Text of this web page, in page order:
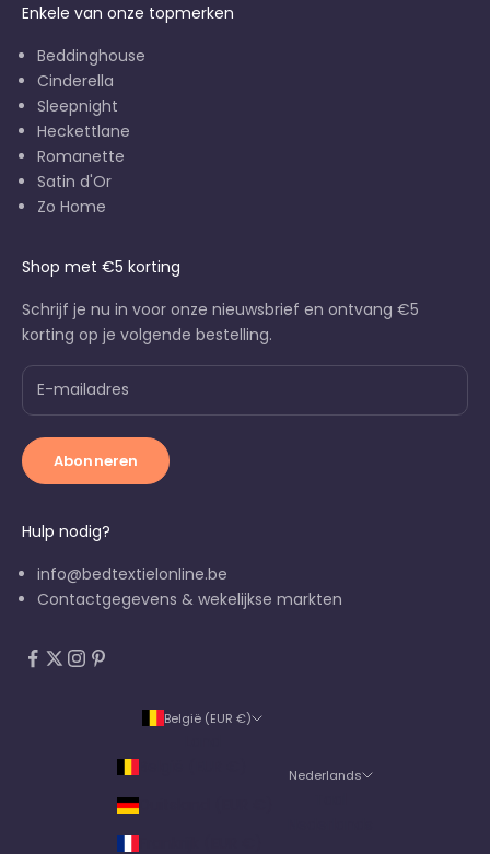
Enkele van onze topmerken
Beddinghouse
Cinderella
Sleepnight
Heckettlane
Romanette
Satin d'Or
Zo Home
Shop met €5 korting
Schrijf je nu in voor onze nieuwsbrief en ontvang €5
korting op je volgende bestelling.
Abonneren
Hulp nodig?
info@bedtextielonline.be
Contactgegevens & wekelijkse markten
België (EUR €)
Nederlands